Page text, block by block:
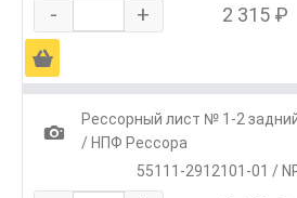
- + 2 315 ₽
Ä
1
Рессорный лист № 1-2
/ НПФ Рессора
55111-2912101-01 /